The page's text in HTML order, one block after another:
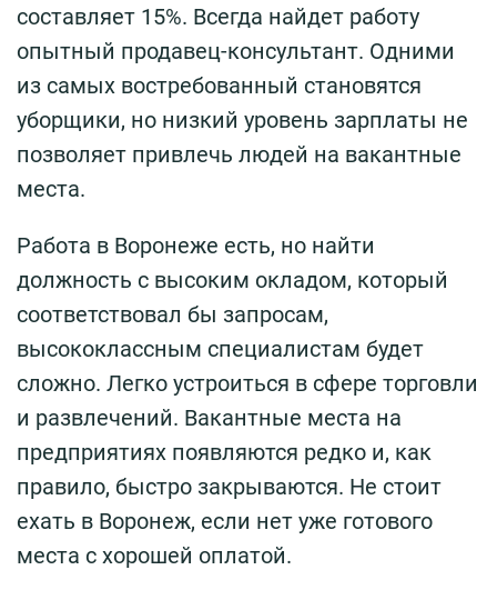
составляет 15%. Всегда найдет работу
опытный продавец-консультант. Одними
из самых востребованный становятся
уборщики, но низкий уровень зарплаты не
позволяет привлечь людей на вакантные
места.
Работа в Воронеже есть, но найти
должность с высоким окладом, который
соответствовал бы запросам,
высококлассным специалистам будет
сложно. Легко устроиться в сфере торговли
и развлечений. Вакантные места на
предприятиях появляются редко и, как
правило, быстро закрываются. Не стоит
ехать в Воронеж, если нет уже готового
места с хорошей оплатой.